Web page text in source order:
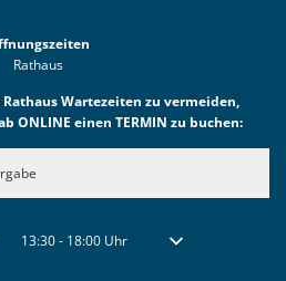
Rathaus
Wartezeiten zu vermeiden,
ONLINE einen TERMIN zu buchen:
Öffnungs- oder Schließzeiten auszublenden
13:30- 18:00Uhr Von 13:30 bis 18:00